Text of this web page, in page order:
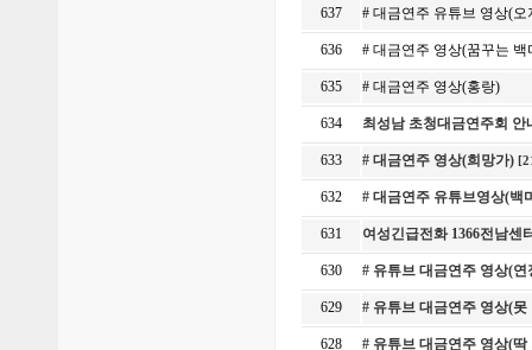
637 # 대금연주 유튜브 영상(
636 # 대금연주 영상(꿈꾸는
635 # 대금연주 영상(홍랑)
634 최성남 초청대금연주회
633 # 대금연주 영상(희망가)
632 # 대금연주 유튜브영상(
631 여성긴급전화 1366전남
630 # 유튜브 대금연주 영상(
629 # 유튜브 대금연주 영상(
628 # 유튜브 대금연주 영상(